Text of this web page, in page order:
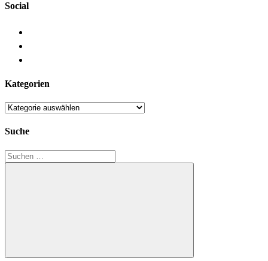
Social
Kategorien
Kategorien
Suche
Suchen
nach: